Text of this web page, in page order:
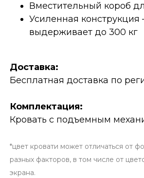
Вместительный короб
Усиленная
выдерживает до 300 кг
Доставка:
Бесплатная доставка по
Комплектация:
Кровать с подъемным
*цвет кровати может отличаться от
разных факторов, в том числе от
экрана.